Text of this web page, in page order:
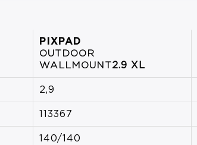
PIXPAD
OUTDOOR
WALLMOUNT2.9 XL
2,9
113367
140/140